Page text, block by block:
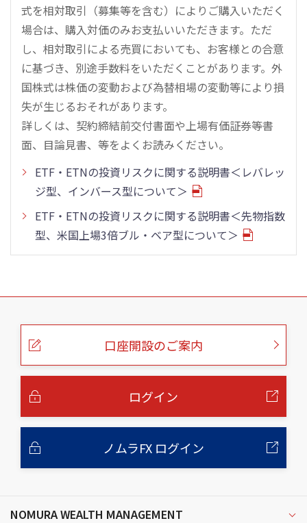
式を相対取引（募集等を含む）によりご購入いただく
場合は、購入対価のみお支払いいただきます。ただ
し、相対取引による売買においても、お客様との合意
に基づき、別途手数料をいただくことがあります。外
国株式は株価の変動および為替相場の変動等により損
失が生じるおそれがあります。
詳しくは、契約締結前交付書面や上場有価証券等書
面、目論見書、等をよくお読みください。
ETF・ETNの投資リスクに関する説明書＜レバレッ
ジ型、インバース型について＞
ETF・ETNの投資リスクに関する説明書＜先物指数
型、米国上場3倍ブル・ベア型について＞
こ
口座開設のご案内
ログイン
ノムラFX ログイン
NOMURA WEALTH MANAGEMENT